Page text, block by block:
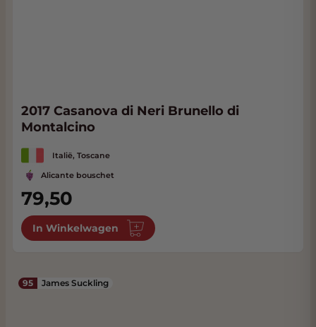
2017 Casanova di Neri Brunello di
Montalcino
Italië, Toscane
Alicante bouschet
79,50
In Winkelwagen
95 James Suckling